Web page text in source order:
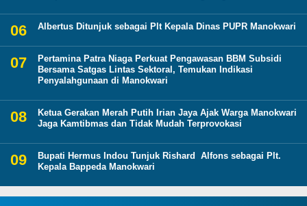
Albertus Ditunjuk sebagai Plt Kepala Dinas PUPR Manokwari
Pertamina Patra Niaga Perkuat Pengawasan BBM Subsidi
Bersama Satgas Lintas Sektoral, Temukan Indikasi
Penyalahgunaan di Manokwari
Ketua Gerakan Merah Putih Irian Jaya Ajak Warga Manokwari
Jaga Kamtibmas dan Tidak Mudah Terprovokasi
Bupati Hermus Indou Tunjuk Rishard Alfons sebagai Plt.
Kepala Bappeda Manokwari